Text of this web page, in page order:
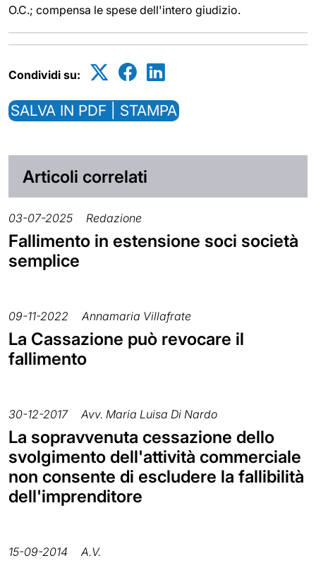
O.C.; compensa le spese dell'intero giudizio.
Condividi su:
SALVA IN PDF | STAMPA
Articoli correlati
03-07-2025 Redazione
Fallimento in estensione soci società
semplice
09-11-2022 Annamaria Villafrate
La Cassazione può revocare il
fallimento
30-12-2017 Avv. Maria Luisa Di Nardo
La sopravvenuta cessazione dello
svolgimento dell'attività commerciale
non consente di escludere la fallibilità
dell'imprenditore
15-09-2014 A.V.